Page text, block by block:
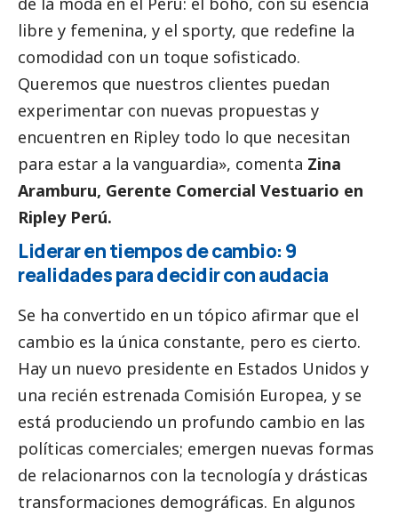
libre y femenina, y el sporty, que redefine la
comodidad con un toque sofisticado.
Queremos que nuestros clientes puedan
experimentar con nuevas propuestas y
encuentren en Ripley todo lo que necesitan
para estar a la vanguardia», comenta Zina
Aramburu, Gerente Comercial Vestuario en
Ripley Perú.
Liderar en tiempos de cambio: 9
realidades para decidir con audacia
Se ha convertido en un tópico afirmar que el
cambio es la única constante, pero es cierto.
Hay un nuevo presidente en Estados Unidos y
una recién estrenada Comisión Europea, y se
está produciendo un profundo cambio en las
políticas comerciales; emergen nuevas formas
de relacionarnos con la tecnología y drásticas
transformaciones demográficas. En algunos